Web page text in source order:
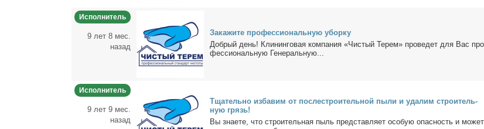
Исполнитель
9 лет 8 мес.
назад
За­ка­жи­те про­фес­сио­наль­ную убор­ку
Доб­рый день! Кли­нин­го­вая ком­па­ния «Чи­стый Те­рем» про­ве­дет для Вас
фес­сио­наль­ную Ге­не­раль­ную...
Исполнитель
9 лет 9 мес.
назад
Тща­тель­но из­ба­вим от по­сле­стро­и­тель­ной пы­ли и уда­лим стро­и­тель­
ную грязь!
Вы зна­е­те, что стро­и­тель­ная пыль пред­став­ля­ет осо­бую опас­ность и мо­жет